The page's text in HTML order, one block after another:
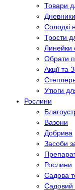
Товари
Солодкі
Трости
Линейки
Обрати
Акції та
Утюги
Рослини
Вазони
Добрива
Засоби
Рослини
Садова
Садовий